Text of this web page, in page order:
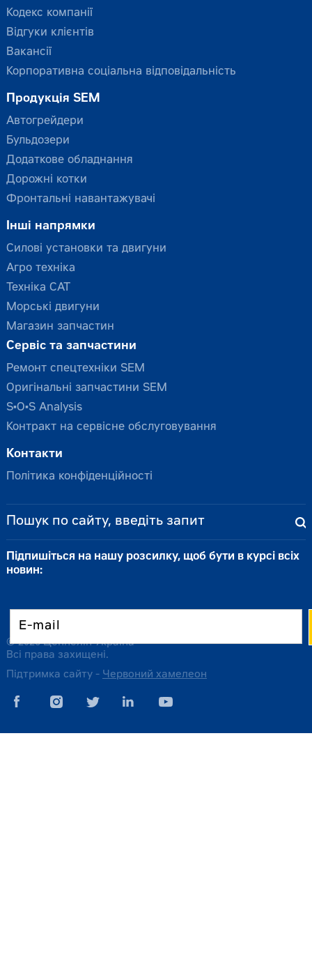
Кодекс компанії
Відгуки клієнтів
Вакансії
Корпоративна соціальна відповідальність
Продукція SEM
Автогрейдери
Бульдозери
Додаткове обладнання
Дорожні котки
Фронтальні навантажувачі
Інші напрямки
Силові установки та двигуни
Агро техніка
Техніка CAT
Морські двигуни
Магазин запчастин
Сервіс та запчастини
Ремонт спецтехніки SEM
Оригінальні запчастини SEM
S•O•S Analysis
Контракт на сервісне обслуговування
Контакти
Політика конфіденційності
Підпишіться на нашу розсилку, щоб бути в курсі всіх
новин:
© 2026 Цеппелін Україна
Всі права захищені.
Підтримка сайту - Червоний хамелеон